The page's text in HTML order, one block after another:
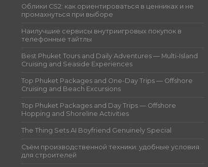
Облики CS2: как ориентироваться в ценниках и не
промахнуться при выборе
Наилучшие сервисы внутриигровых покупок в
телефонные тайтлы
Best Phuket Tours and Daily Adventures — Multi-Island
Cruising and Seaside Experiences
Top Phuket Packages and One-Day Trips — Offshore
Cruising and Beach Excursions
Top Phuket Packages and Day Trips — Offshore
Hopping and Shoreline Activities
The Thing Sets AI Boyfriend Genuinely Special
Съём производственной техники: удобные условия
для строителей